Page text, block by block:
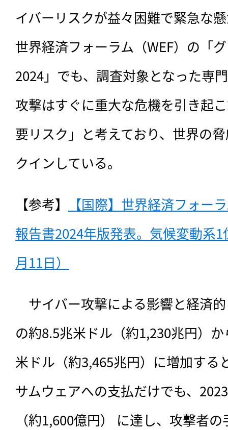
イバーリスクが益々困難で緊急な
世界経済フォーラム（WEF）の「
2024」でも、調査対象となった専
攻撃はすぐに重大な危機を引き起
要リスク」と考えており、世界の
クインしている。
【参考】
【国際】世界経済フォー
報告書2024年版発表。気候変動系
月11日）
サイバー攻撃による影響と経済
の約8.5兆米ドル（約1,230兆円）
米ドル（約3,465兆円）に増加する
サムウェアへの支払だけでも、
（約1,600億円） に達し、攻撃者